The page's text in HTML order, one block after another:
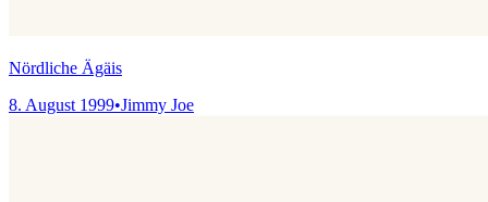
Nördliche Ägäis
8. August 1999•Jimmy Joe